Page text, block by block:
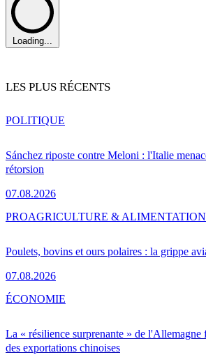
Loading...
LES PLUS RÉCENTS
Sánchez riposte contre Meloni : l'Italie
rétorsion
07.08.2026
POLITIQUE
Poulets, bovins et ours polaires : la grippe
07.08.2026
PROAGRICULTURE & ALIMENTATION
La « résilience surprenante » de l'Allemagne
des exportations chinoises
ÉCONOMIE